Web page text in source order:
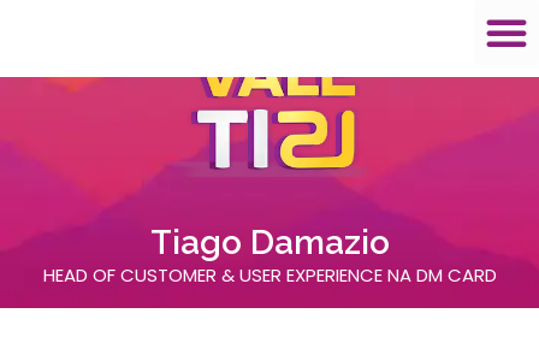
Tiago Damazio
HEAD OF CUSTOMER & USER EXPERIENCE NA DM CARD